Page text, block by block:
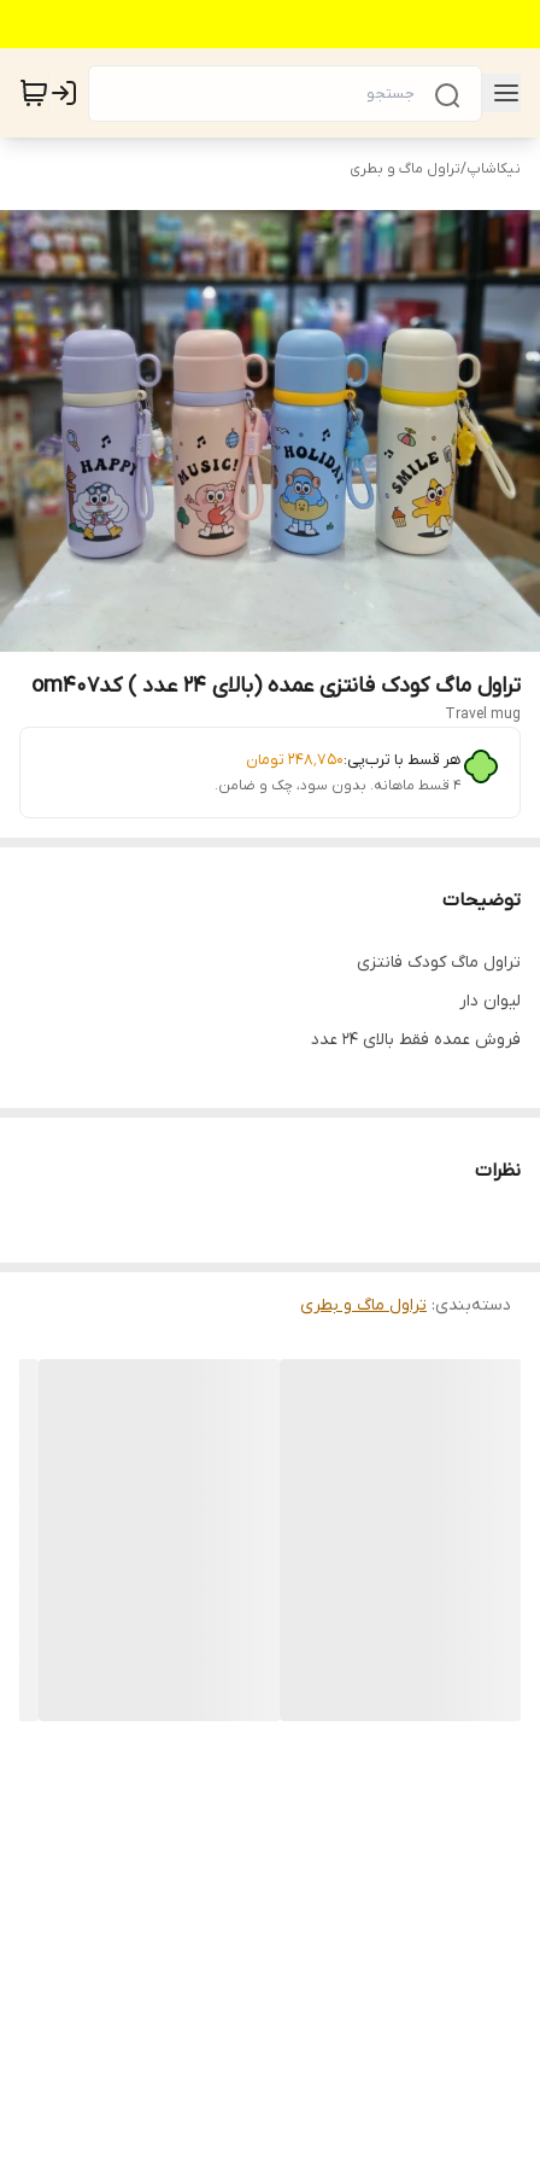
نیکاشاپ/تراول ماگ و بطری
تراول ماگ کودک فانتزی عمده (بالای ۲۴ عدد ) کدom۴۰۷
Travel mug
هر قسط با ترب‌پی:۲۴۸٬۷۵۰ تومان
۴ قسط ماهانه. بدون سود، چک و ضامن.
توضیحات
تراول ماگ کودک فانتزی
لیوان دار
فروش عمده فقط بالای ۲۴ عدد
نظرات
دسته‌بندی: تراول ماگ و بطری